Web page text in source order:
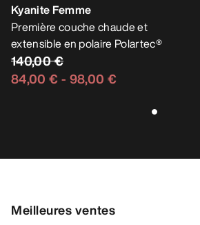
Kyanite Femme
Première couche chaude et
extensible en polaire Polartec®
140,00 €
84,00 €- 98,00 €
Meilleures ventes